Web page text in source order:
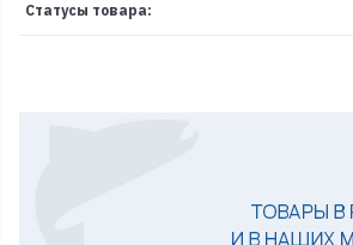
Статусы товара: